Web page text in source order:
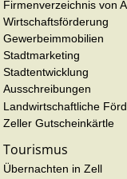
Firmenverzeichnis von
Wirtschaftsförderung
Gewerbeimmobilien
Stadtmarketing
Stadtentwicklung
Ausschreibungen
Landwirtschaftliche
Zeller Gutscheinkärtle
Tourismus
Übernachten in Zell